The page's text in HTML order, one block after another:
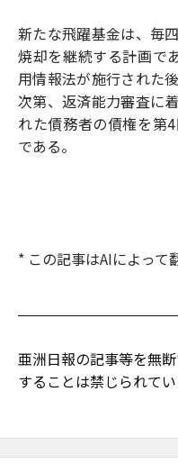
新たな飛躍基金は、毎
焼却を継続する計画で
用情報法が施行された
次第、返済能力審査に
れた債務者の債権を第
である。
* この記事はAIによって
亜洲日報の記事等を無
することは禁じられてい